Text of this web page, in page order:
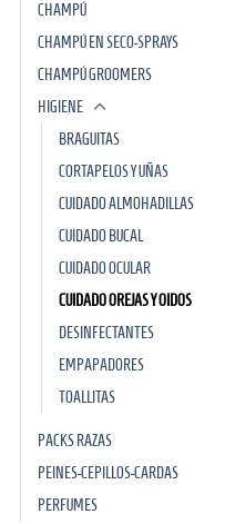
CHAMPÚ
CHAMPÚ EN SECO-SPRAYS
CHAMPÚ GROOMERS
HIGIENE
BRAGUITAS
CORTAPELOS Y UÑAS
CUIDADO ALMOHADILLAS
CUIDADO BUCAL
CUIDADO OCULAR
CUIDADO OREJAS Y OIDOS
DESINFECTANTES
EMPAPADORES
TOALLITAS
PACKS RAZAS
PEINES-CEPILLOS-CARDAS
PERFUMES